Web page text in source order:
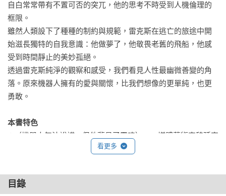
自白常常帶有不置可否的突兀，他的思考不時受到人機倫理的
框限。
雖然人類設下了種種的制約與規範，雷克斯在逃亡的旅途中開
始滋長獨特的自我意識：他做夢了，他敬畏老舊的飛船，他感
受到時間靜止的美妙孤絕。
透過雷克斯純淨的觀察和感受，我們看見人性最幽微善變的角
落。原來機器人擁有的愛與關懷，比我們想像的更單純，也更
勇敢。
本書特色
✦〈機器人無法說謊，但他夢見了靈魂〉——媒體藝術家魏廷宇
✦全新九張插圖，視覺化故事情節。
看更多
目錄